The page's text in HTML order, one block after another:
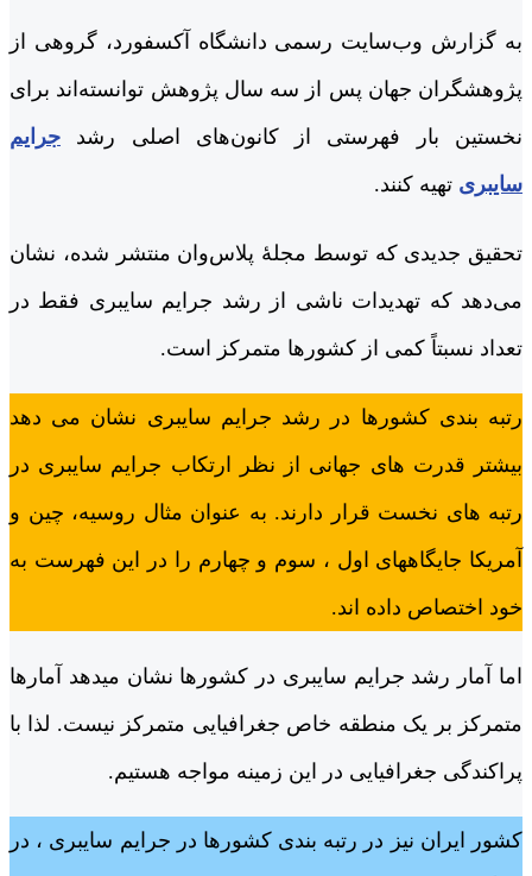
به گزارش وب‌سایت رسمی دانشگاه آکسفورد، گروهی از
پژوهشگران جهان پس از سه سال پژوهش توانسته‌اند برای
نخستین بار فهرستی از کانون‌های اصلی رشد جرایم
سایبری تهیه کنند.
تحقیق جدیدی که توسط مجلۀ پلاس‌وان منتشر شده، نشان
می‌دهد که تهدیدات ناشی از رشد جرایم سایبری فقط در
تعداد نسبتاً کمی از کشورها متمرکز است.
رتبه بندی کشورها در رشد جرایم سایبری نشان می دهد
بیشتر قدرت های جهانی از نظر ارتکاب جرایم سایبری در
رتبه های نخست قرار دارند. به عنوان مثال روسیه، چین و
آمریکا جایگاههای اول ، سوم و چهارم را در این فهرست به
خود اختصاص داده اند.
اما آمار رشد جرایم سایبری در کشورها نشان میدهد آمارها
متمرکز بر یک منطقه خاص جغرافیایی متمرکز نیست. لذا با
پراکندگی جغرافیایی در این زمینه مواجه هستیم.
کشور ایران نیز در رتبه بندی کشورها در جرایم سایبری ، در